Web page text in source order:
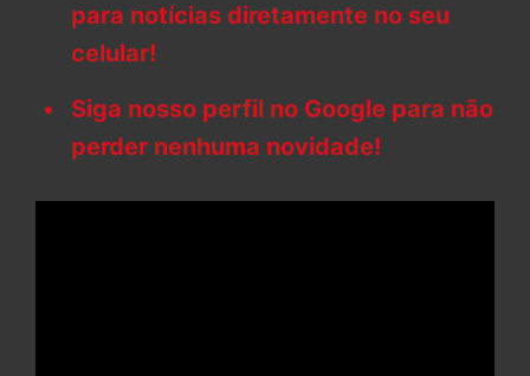
para notícias diretamente no seu
celular!
Siga nosso perfil no Google para não
perder nenhuma novidade!